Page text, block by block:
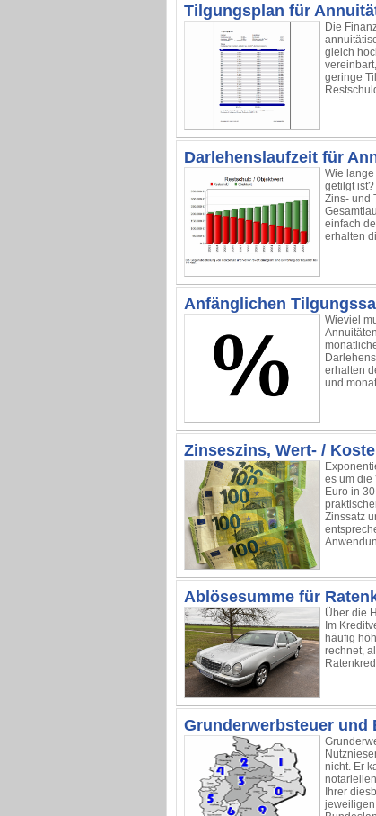
Tilgungsplan für
Die
gleich
geringe
Darlehenslaufzeit für
Wie
getilgt
Zins- und
einfach
erhalten
Anfänglichen
Wieviel
erhalten
und
Zinseszins, Wert- /
es um die
Euro in
Zinssatz
Ablösesumme für
Über die
Im
häufig
rechnet,
Grunderwerbsteuer und
nicht. Er
Ihrer